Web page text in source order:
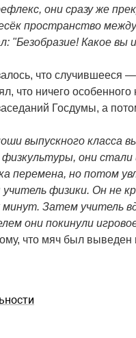
они сразу же
пространство
"Безобразие! Какое
что случившееся
что ничего
Госдумы, а
выпускного класса
физкультуры, они
перемена, но потом
физики. Он не
минут. Затем учитель
они покинули
что мяч был